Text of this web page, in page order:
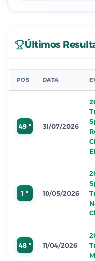
Últimos
POS DATA
49 º 31/07/2026
1 º 10/05/2026
48 º 11/04/2026